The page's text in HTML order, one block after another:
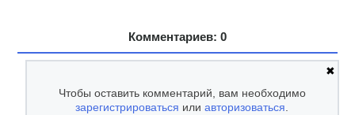
Комментариев: 0
✖
Чтобы оставить комментарий, вам необходимо
зарегистрироваться илиавторизоваться.